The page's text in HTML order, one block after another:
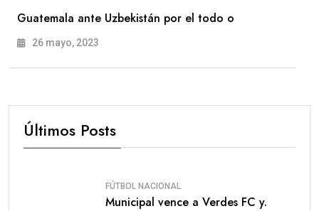
Guatemala ante Uzbekistán por el todo o
26 mayo, 2023
Últimos Posts
FÚTBOL NACIONAL
Municipal vence a Verdes FC y.